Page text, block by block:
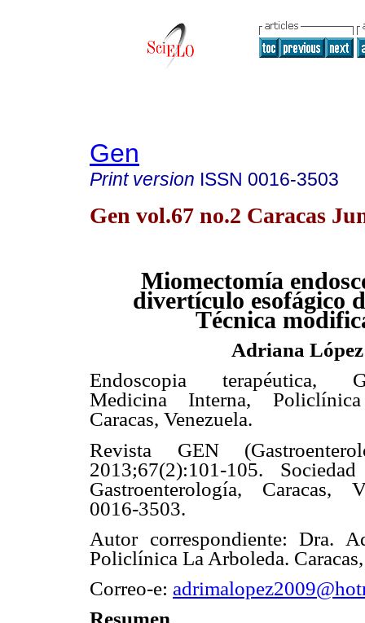
Gen
Print version ISSN 0016-3503
Gen vol.67 no.2 Caracas
Miomectomía
divertículo esofágico
Técnica
Adriana López
Endoscopia terapéutica,
Medicina Interna,
Caracas, Venezuela.
Revista GEN
2013;67(2):101-105.
Gastroenterología, Caracas,
0016-3503.
Autor correspondiente: Dra.
Policlínica La Arboleda.
Correo-e: